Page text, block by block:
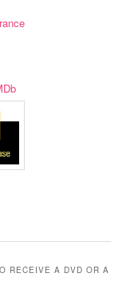
RECEIVE A DVD OR A